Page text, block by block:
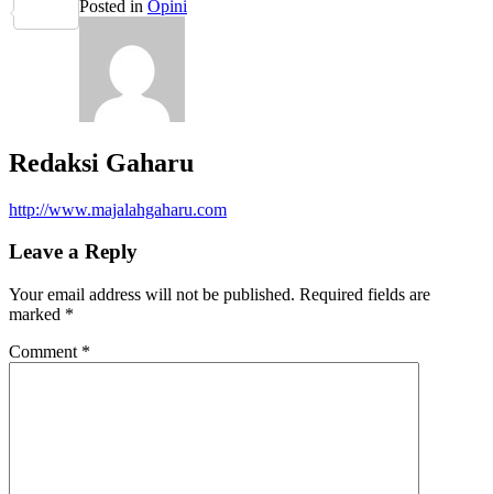
Share
Posted in Opini
Redaksi Gaharu
http://www.majalahgaharu.com
Leave a Reply
Your email address will not be published. Required fields are
marked *
Comment *